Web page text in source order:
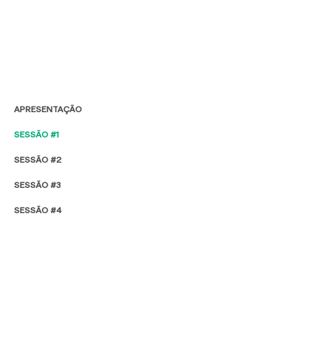
APRESENTAÇÃO
SESSÃO #1
SESSÃO #2
SESSÃO #3
SESSÃO #4